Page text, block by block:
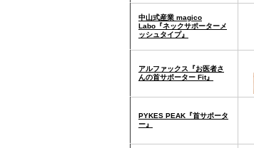
中山式産業 magico
Labo『ネックサポーターメ
ッシュタイプ』
アルファックス『お医者さ
んの首サポーター Fit』
PYKES PEAK『首サポータ
ー』